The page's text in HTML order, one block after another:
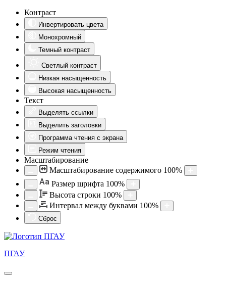
Контраст
Инвертировать цвета
Монохромный
Темный контраст
Светлый контраст
Низкая насыщенность
Высокая насыщенность
Текст
Выделять ссылки
Выделить заголовки
Программа чтения с экрана
Режим чтения
Масштабирование
Масштабирование содержимого 100%
Aa Размер шрифта 100%
Высота строки 100%
Интервал между буквами 100%
Сброс
ПГАУ